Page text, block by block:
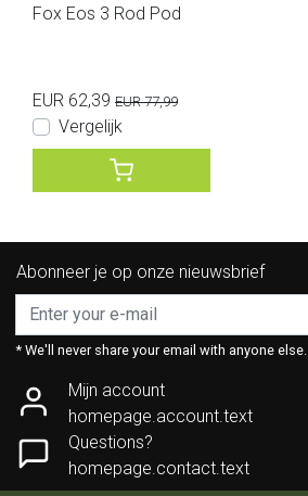
Fox Eos 3 Rod Pod
EUR 62,39 EUR 77,99
Vergelijk
Abonneer je op onze nieuwsbrief
* We'll never share your email with anyone else.
Mijn account
homepage.account.text
Questions?
homepage.contact.text